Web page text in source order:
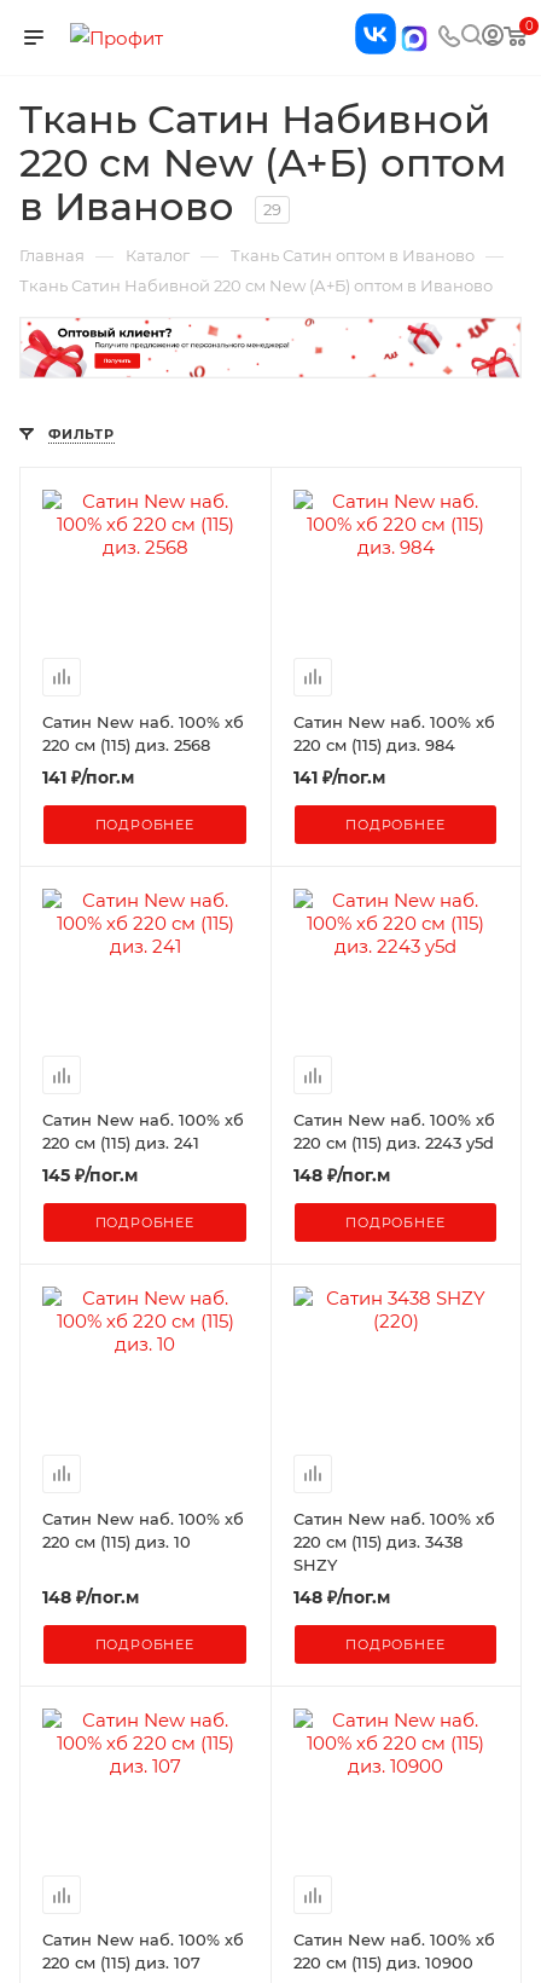
0
Ткань Сатин Набивной
220 см New (А+Б) оптом
в Иваново
29
Главная — Каталог — Ткань Сатин оптом в Иваново —
Ткань Сатин Набивной 220 см New (А+Б) оптом в Иваново
ФИЛЬТР
Сатин New наб. 100% хб
220 см (115) диз. 2568
141 ₽/пог.м
ПОДРОБНЕЕ
Сатин New наб. 100% хб
220 см (115) диз. 984
141₽/пог.м
ПОДРОБНЕЕ
Сатин New наб. 100% хб
220 см (115) диз. 241
145 ₽/пог.м
ПОДРОБНЕЕ
Сатин New наб. 100% хб
220 см (115) диз. 2243 y5d
148₽/пог.м
ПОДРОБНЕЕ
Сатин New наб. 100% хб
220 см (115) диз. 10
148 ₽/пог.м
ПОДРОБНЕЕ
Сатин New наб. 100% хб
220 см (115) диз. 3438
SHZY
148₽/пог.м
ПОДРОБНЕЕ
Сатин New наб. 100% хб
220 см (115) диз. 107
Сатин New наб. 100% хб
220 см (115) диз. 10900